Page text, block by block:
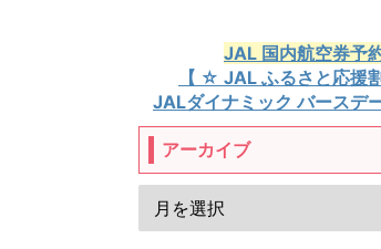
JAL 国内航空券予
【 ☆ JAL ふるさと応援
JALダイナミック バースデ
アーカイブ